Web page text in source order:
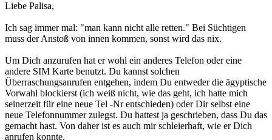
Liebe Palisa,
Ich sag immer mal: "man kann nicht alle retten." Bei Süchtigen
muss der Anstoß von innen kommen, sonst wird das nix.
Um Dich anzurufen hat er wohl ein anderes Telefon oder eine
andere SIM Karte benutzt. Du kannst solchen
Überraschungsanrufen entgehen, indem Du entweder die ägyptische
Vorwahl blockierst (ich weiß nicht, wie das geht, ich hatte mich
seinerzeit für eine neue Tel -Nr entschieden) oder Dir selbst eine
neue Telefonnummer zulegst. Du hattest ja geschrieben, dass Du das
gemacht hast. Von daher ist es auch mir schleierhaft, wie er Dich
anrufen konnte.